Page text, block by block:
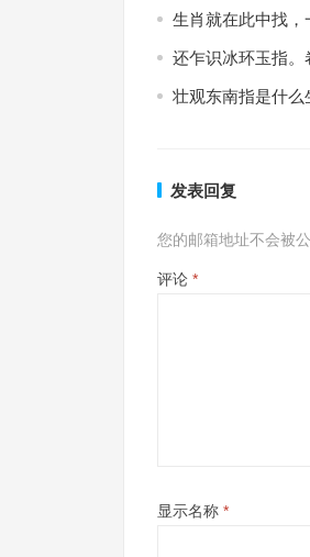
生肖就在此中找
还乍识冰环玉指
壮观东南指是什
发表回复
您的邮箱地址不会被公
评论 *
显示名称 *